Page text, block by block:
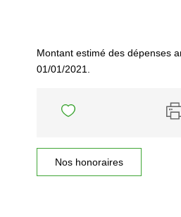
Montant estimé des dépenses
01/01/2021.
Nos honoraires